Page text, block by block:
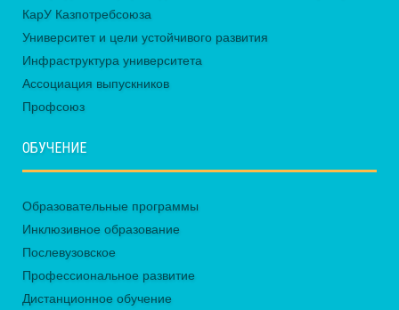
КарУ Казпотребсоюза
Университет и цели устойчивого развития
Инфраструктура университета
Ассоциация выпускников
Профсоюз
ОБУЧЕНИЕ
Образовательные программы
Инклюзивное образование
Послевузовское
Профессиональное развитие
Дистанционное обучение